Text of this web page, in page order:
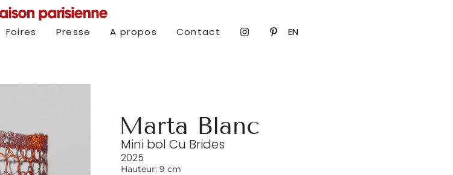
Foires Presse A propos Contact EN
Marta Blanc
Mini bol Cu Brides
2025
Hauteur: 9 cm